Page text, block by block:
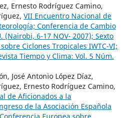
Ernesto Rodríguez Camino,
VII Encuentro Nacional de
Conferencia de Cambio
(Nairobi, 6-17 NOV- 2007); Sexto
Ciclones Tropicales IWTC-VI;
Tiempo y Clima: Vol. 5 Núm.
José Antonio López Díaz,
Ernesto Rodríguez Camino,
de Aficionados a la
de la Asociación Española